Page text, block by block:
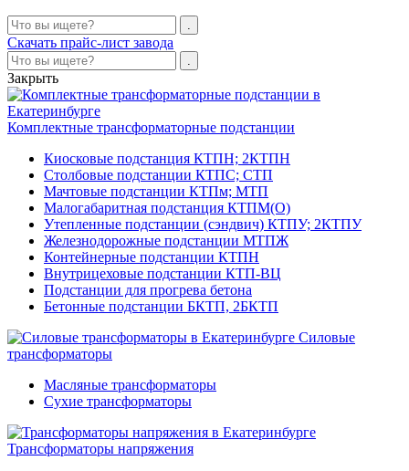
Скачать прайс-лист завода
Закрыть
Комплектные трансформаторные подстанции
Киосковые подстанция КТПН; 2КТПН
Столбовые подстанции КТПС; СТП
Мачтовые подстанции КТПм; МТП
Малогабаритная подстанция КТПМ(О)
Утепленные подстанции (сэндвич) КТПУ; 2КТПУ
Железнодорожные подстанции МТПЖ
Контейнерные подстанции КТПН
Внутрицеховые подстанции КТП-ВЦ
Подстанции для прогрева бетона
Бетонные подстанции БКТП, 2БКТП
Силовые
трансформаторы
Масляные трансформаторы
Сухие трансформаторы
Трансформаторы напряжения